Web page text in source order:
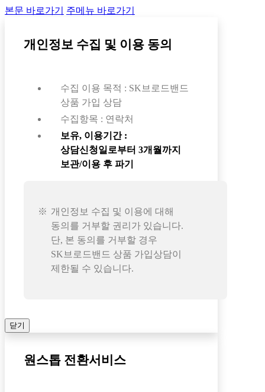
본문 바로가기 주메뉴 바로가기
개인정보 수집 및 이용 동의
수집 이용 목적 : SK브로드밴드
상품 가입 상담
수집항목 : 연락처
보유, 이용기간 :
상담신청일로부터 3개월까지
보관/이용 후 파기
개인정보 수집 및 이용에 대해
동의를 거부할 권리가 있습니다.
단, 본 동의를 거부할 경우
SK브로드밴드 상품 가입상담이
제한될 수 있습니다.
닫기
원스톱 전환서비스